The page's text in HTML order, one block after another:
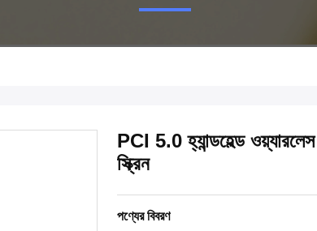
PCI 5.0 হ্যান্ডহেল্ড
স্ক্রিন
পণ্যের বিবরণ